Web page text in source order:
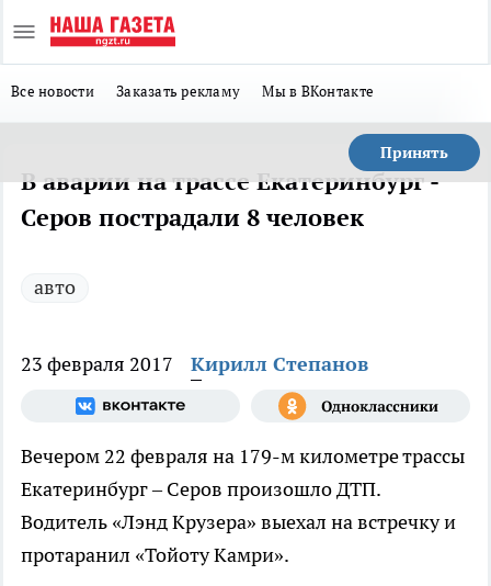
Все новости Заказать рекламу Мы в ВКонтакте
Принять
В аварии на трассе Екатеринбург -
Серов пострадали 8 человек
авто
23 февраля 2017 Кирилл Степанов
Вечером 22 февраля на 179-м километре трассы
Екатеринбург – Серов произошло ДТП.
Водитель «Лэнд Крузера» выехал на встречку и
протаранил «Тойоту Камри».